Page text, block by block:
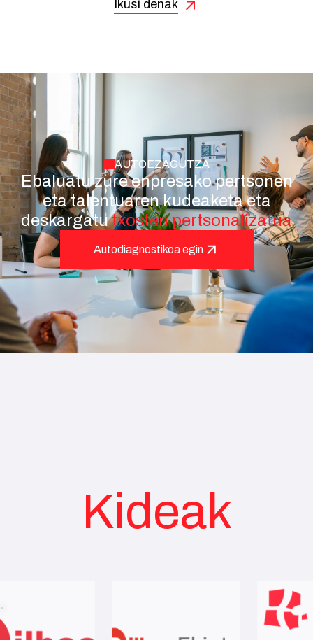
Ikusi denak
AUTOEZAGUTZA
Ebaluatu zure enpresako pertsonen
eta talentuaren kudeaketa eta
deskargatutxosten pertsonalizatua
Autodiagnostikoa egin
Kideak
.